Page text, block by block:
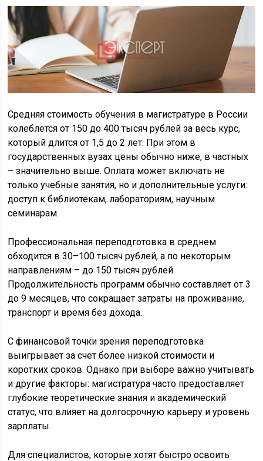
Средняя стоимость обучения в магистратуре в России
колеблется от 150 до 400 тысяч рублей за весь курс,
который длится от 1,5 до 2 лет. При этом в
государственных вузах цены обычно ниже, в частных
– значительно выше. Оплата может включать не
только учебные занятия, но и дополнительные услуги:
доступ к библиотекам, лабораториям, научным
семинарам.
Профессиональная переподготовка в среднем
обходится в 30–100 тысяч рублей, а по некоторым
направлениям – до 150 тысяч рублей.
Продолжительность программ обычно составляет от 3
до 9 месяцев, что сокращает затраты на проживание,
транспорт и время без дохода.
С финансовой точки зрения переподготовка
выигрывает за счет более низкой стоимости и
коротких сроков. Однако при выборе важно учитывать
и другие факторы: магистратура часто предоставляет
глубокие теоретические знания и академический
статус, что влияет на долгосрочную карьеру и уровень
зарплаты.
Для специалистов, которые хотят быстро освоить